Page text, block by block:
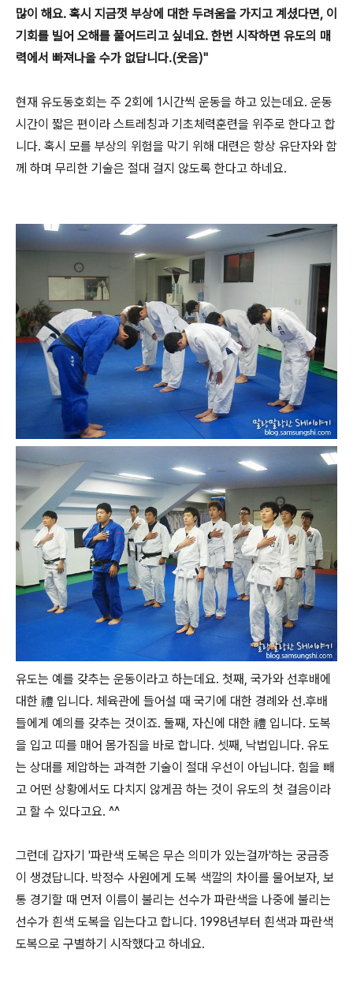
많이 해요. 혹시 지금껏 부상에 대한 두려움을 가지고 계셨다면, 이
기회를 빌어 오해를 풀어드리고 싶네요. 한번 시작하면 유도의 매
력에서 빠져나올 수가 없답니다.(웃음)"
현재 유도동호회는 주 2회에 1시간씩 운동을 하고 있는데요. 운동
시간이 짧은 편이라 스트레칭과 기초체력훈련을 위주로 한다고 합
니다. 혹시 모를 부상의 위험을 막기 위해 대련은 항상 유단자와 함
께 하며 무리한 기술은 절대 걸지 않도록 한다고 하네요.
유도는 예를 갖추는 운동이라고 하는데요. 첫째, 국가와 선후배에
대한 禮 입니다. 체육관에 들어설 때 국기에 대한 경례와 선.후배
들에게 예의를 갖추는 것이죠. 둘째, 자신에 대한 禮 입니다. 도복
을 입고 띠를 매어 몸가짐을 바로 합니다. 셋째, 낙법입니다. 유도
는 상대를 제압하는 과격한 기술이 절대 우선이 아닙니다. 힘을 빼
고 어떤 상황에서도 다치지 않게끔 하는 것이 유도의 첫 걸음이라
고 할 수 있다고요. ^^
그런데 갑자기 '파란색 도복은 무슨 의미가 있는걸까'하는 궁금증
이 생겼답니다. 박정수 사원에게 도복 색깔의 차이를 물어보자, 보
통 경기할 때 먼저 이름이 불리는 선수가 파란색을 나중에 불리는
선수가 흰색 도복을 입는다고 합니다. 1998년부터 흰색과 파란색
도복으로 구별하기 시작했다고 하네요.